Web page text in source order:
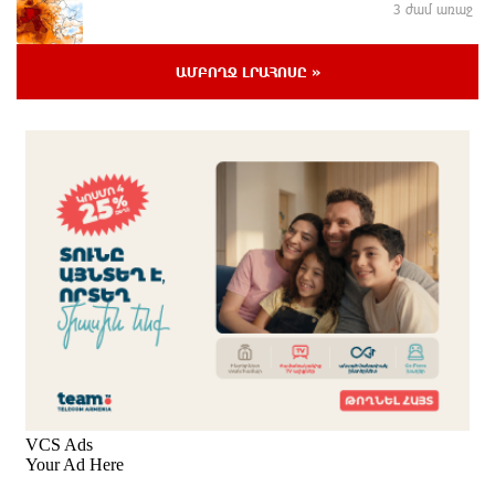
3 ժամ առաջ
Արտակարգ դեպք՝ Երևանում․ կոտրել են «Հույս
3 ժամ առաջ
Ալիևն ու Թրամփը հեռախոսազրույց են ունեցել
3 ժամ առաջ
«Ինտեր»-ը հաղթեց «Յուվենտուս»-ին
3 ժամ առաջ
Քրեական վարույթի շրջանակում անձի անձնական
և ընտանեկան կյանքին առնչվող տվյալների
ԱՄԲՈՂՋ ԼՐԱՀՈՍԸ »